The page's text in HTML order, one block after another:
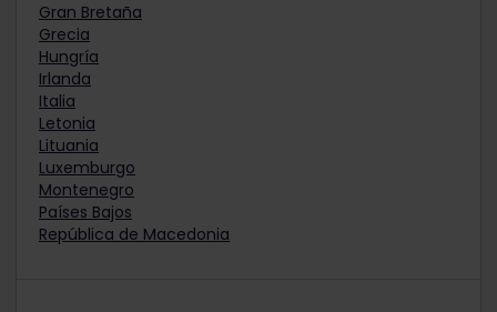
Gran Bretaña
Grecia
Hungría
Irlanda
Italia
Letonia
Lituania
Luxemburgo
Montenegro
Países Bajos
República de Macedonia